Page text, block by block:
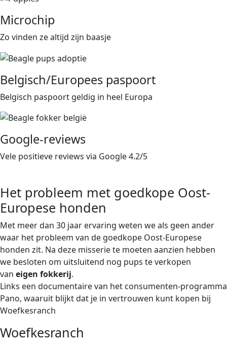
Microchip
Zo vinden ze altijd zijn baasje
Belgisch/Europees paspoort
Belgisch paspoort geldig in heel Europa
Google-reviews
Vele positieve reviews via Google 4.2/5
Het probleem met goedkope Oost-
Europese honden
Met meer dan 30 jaar ervaring weten we als geen ander
waar het probleem van de goedkope Oost-Europese
honden zit. Na deze misserie te moeten aanzien hebben
we besloten om uitsluitend nog pups te verkopen
van eigen fokkerij.
Links een documentaire van het consumenten-programma
Pano, waaruit blijkt dat je in vertrouwen kunt kopen bij
Woefkesranch
Woefkesranch